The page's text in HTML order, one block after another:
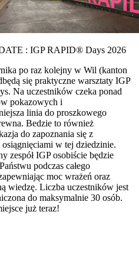
: IGP RAPID® Days 2026
po raz kolejny w Wil (kanton
się praktyczne warsztaty IGP
Na uczestników czeka ponad
pokazowych i
linia do proszkowego
Bedzie to również
do zapoznania się z
w tej dziedzinie.
zespół IGP osobiście będzie
podczas całego
moc wrażeń oraz
wiedzę. Liczba uczestników jest
do maksymalnie 30 osób.
już teraz!